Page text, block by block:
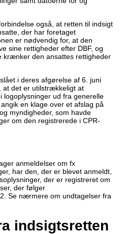
også, at retten til indsigt
der har foretaget
er nødvendig for, at den
sine rettigheder efter DBF, og
krænker den ansattes rettigheder
i deres afgørelse af 6. juni
at det er utilstrækkeligt at
logoplysninger ud fra generelle
en klage over et afslag på
myndigheder, som havde
om den registrerede i CPR-
anmeldelser om fx
har den, der er blevet anmeldt,
der er registreret om
der følger
Se nærmere om undtagelser fra
indsigtsretten